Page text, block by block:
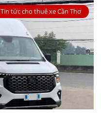
Tin tức cho thuê xe Cần Thơ